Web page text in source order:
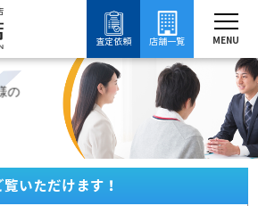
査定依頼
店舗一覧 MENU
フェンディ買取 フェンディの口コミ
の
いただけます！